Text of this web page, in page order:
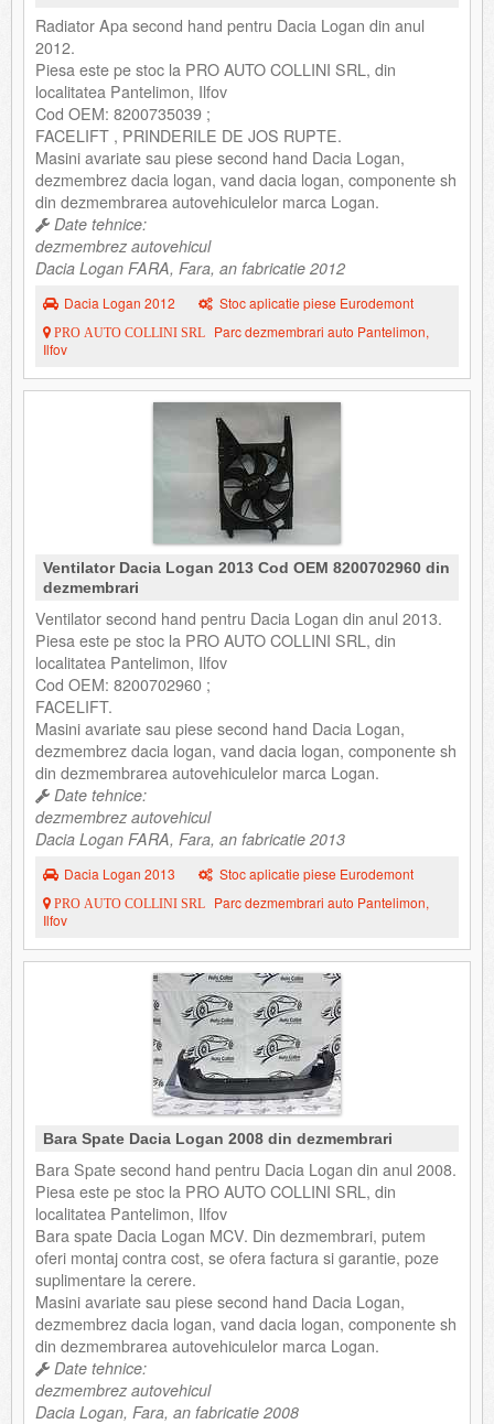
Radiator Apa second hand pentru Dacia Logan din anul
2012.
Piesa este pe stoc la PRO AUTO COLLINI SRL, din
localitatea Pantelimon, Ilfov
Cod OEM: 8200735039 ;
FACELIFT , PRINDERILE DE JOS RUPTE.
Masini avariate sau piese second hand Dacia Logan,
dezmembrez dacia logan, vand dacia logan, componente sh
din dezmembrarea autovehiculelor marca Logan.
Date tehnice:
dezmembrez autovehicul
Dacia Logan FARA, Fara, an fabricatie 2012
Dacia Logan 2012 Stoc aplicatie piese Eurodemont
PRO AUTO COLLINI SRL
Parc dezmembrari auto Pantelimon,
Ilfov
Ventilator Dacia Logan 2013 Cod OEM 8200702960 din
dezmembrari
Ventilator second hand pentru Dacia Logan din anul 2013.
Piesa este pe stoc la PRO AUTO COLLINI SRL, din
localitatea Pantelimon, Ilfov
Cod OEM: 8200702960 ;
FACELIFT.
Masini avariate sau piese second hand Dacia Logan,
dezmembrez dacia logan, vand dacia logan, componente sh
din dezmembrarea autovehiculelor marca Logan.
Date tehnice:
dezmembrez autovehicul
Dacia Logan FARA, Fara, an fabricatie 2013
Dacia Logan 2013 Stoc aplicatie piese Eurodemont
PRO AUTO COLLINI SRL
Parc dezmembrari auto Pantelimon,
Ilfov
Bara Spate Dacia Logan 2008 din dezmembrari
Bara Spate second hand pentru Dacia Logan din anul 2008.
Piesa este pe stoc la PRO AUTO COLLINI SRL, din
localitatea Pantelimon, Ilfov
Bara spate Dacia Logan MCV. Din dezmembrari, putem
oferi montaj contra cost, se ofera factura si garantie, poze
suplimentare la cerere.
Masini avariate sau piese second hand Dacia Logan,
dezmembrez dacia logan, vand dacia logan, componente sh
din dezmembrarea autovehiculelor marca Logan.
Date tehnice:
dezmembrez autovehicul
Dacia Logan, Fara, an fabricatie 2008